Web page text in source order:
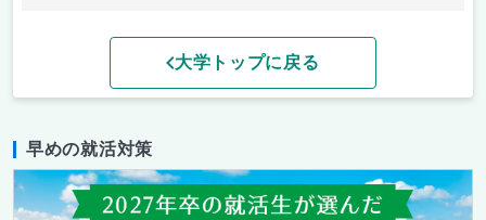
大学トップに戻る
早めの就活対策